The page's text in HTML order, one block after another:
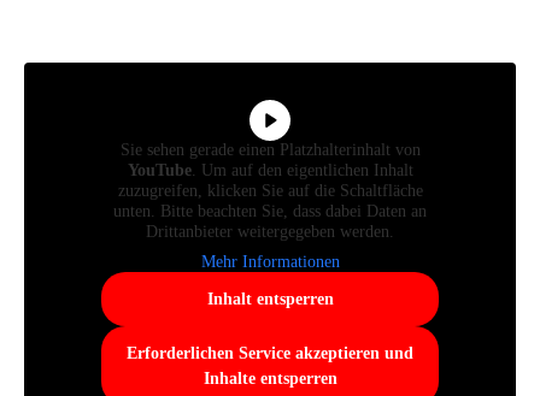
Sie sehen gerade einen Platzhalterinhalt von
YouTube. Um auf den eigentlichen Inhalt
zuzugreifen, klicken Sie auf die Schaltfläche
unten. Bitte beachten Sie, dass dabei Daten an
Drittanbieter weitergegeben werden.
Mehr Informationen
Inhalt entsperren
Erforderlichen Service akzeptieren und
Inhalte entsperren